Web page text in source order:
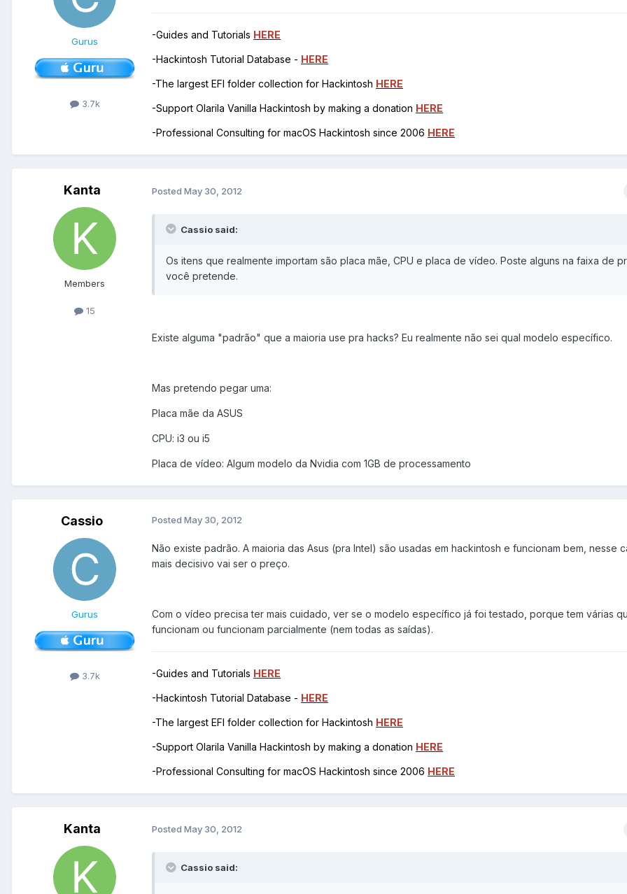
Gurus
3.7k
-Guides and Tutorials HERE
-Hackintosh Tutorial Database - HERE
-The largest EFI folder collection for Hackintosh HERE
-Support Olarila Vanilla Hackintosh by making a donation HERE
-Professional Consulting for macOS Hackintosh since 2006 HERE
Kanta
Members
15
Posted May 30, 2012
Cassio said:
Os itens que realmente importam são placa mãe, CPU e placa de vídeo. Poste alguns na faixa de
você pretende.
Existe alguma "padrão" que a maioria use pra hacks? Eu realmente não sei qual modelo específico.
Mas pretendo pegar uma:
Placa mãe da ASUS
CPU: i3 ou i5
Placa de vídeo: Algum modelo da Nvidia com 1GB de processamento
Cassio
Gurus
3.7k
Posted May 30, 2012
Não existe padrão. A maioria das Asus (pra Intel) são usadas em hackintosh e funcionam bem, nesse
mais decisivo vai ser o preço.
Com o vídeo precisa ter mais cuidado, ver se o modelo específico já foi testado, porque tem várias
funcionam ou funcionam parcialmente (nem todas as saídas).
-Guides and Tutorials HERE
-Hackintosh Tutorial Database - HERE
-The largest EFI folder collection for Hackintosh HERE
-Support Olarila Vanilla Hackintosh by making a donation HERE
-Professional Consulting for macOS Hackintosh since 2006 HERE
Kanta Posted May 30, 2012
Cassio said: